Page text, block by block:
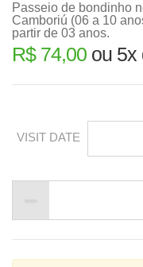
Passeio de bondinho
Camboriú (06 a 10
partir de 03 anos.
R$ 74,00 ou 5x
VISIT DATE